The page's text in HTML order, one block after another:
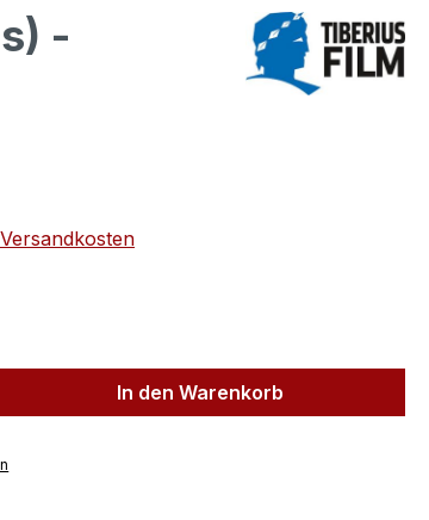
-
Gib den gewünschten Wert
In den Warenkorb